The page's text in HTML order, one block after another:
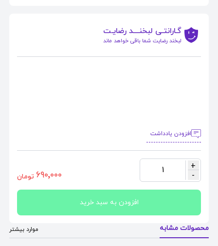
گـارانتـی لبخنــــد رضایـت
لبخند رضایت شما باقی خواهد ماند
افزودن یادداشت
+
-
1 ٦٩٠٬٠٠٠ تومان
افزودن به سبد خرید
محصولات مشابه موارد بیشتر